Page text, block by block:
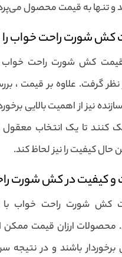
و تنها به قیمت محصول
شورت راحت خواب را
قیمت کش شورت راحت خواب
گرفت. علاوه بر قیمت ،
نیز از اهمیت بالایی
کنند تا یک انتخاب معقول
کیفیت را نیز لحاظ کند.
و کیفیت در کش شورت
کش شورت راحت خواب با
محصولات ارزان قیمت
باشند و در نتیجه